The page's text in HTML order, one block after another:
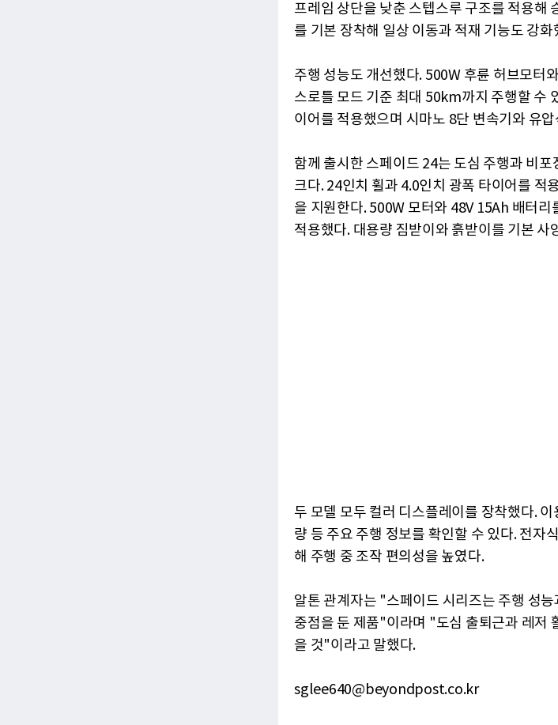
프레임 상단을 낮춘 스텝스루 구조를 적용해
를 기본 장착해 일상 이동과 적재 기능도 강화
주행 성능도 개선했다. 500W 후륜 허브모터
스로틀 모드 기준 최대 50km까지 주행할 수
이어를 적용했으며 시마노 8단 변속기와 유
함께 출시한 스페이드 24는 도심 주행과 비포
크다. 24인치 휠과 4.0인치 광폭 타이어를 적
을 지원한다. 500W 모터와 48V 15Ah 배터
적용했다. 대용량 짐받이와 흙받이를 기본 사
두 모델 모두 컬러 디스플레이를 장착했다.
량 등 주요 주행 정보를 확인할 수 있다. 전자
해 주행 중 조작 편의성을 높였다.
알톤 관계자는 "스페이드 시리즈는 주행 성능
중점을 둔 제품"이라며 "도심 출퇴근과 레저
을 것"이라고 말했다.
sglee640@beyondpost.co.kr